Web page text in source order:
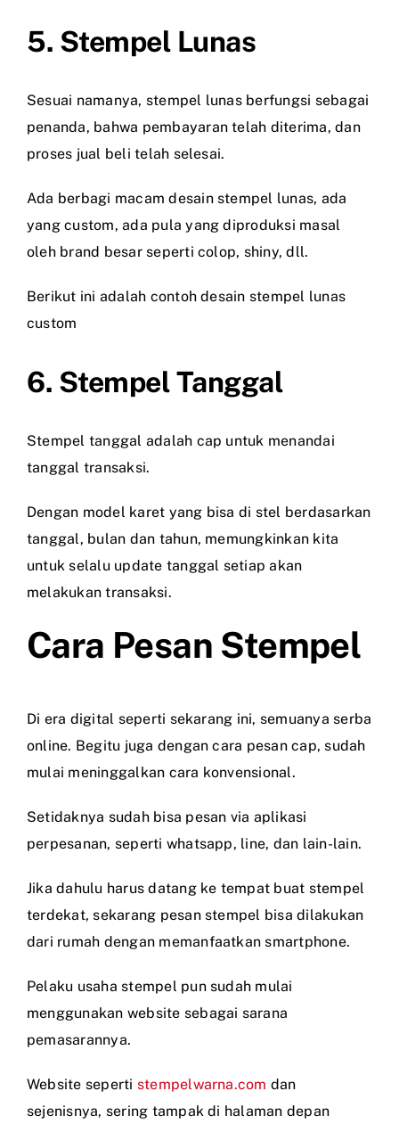
5. Stempel Lunas
Sesuai namanya, stempel lunas berfungsi sebagai
penanda, bahwa pembayaran telah diterima, dan
proses jual beli telah selesai.
Ada berbagi macam desain stempel lunas, ada
yang custom, ada pula yang diproduksi masal
oleh brand besar seperti colop, shiny, dll.
Berikut ini adalah contoh desain stempel lunas
custom
6. Stempel Tanggal
Stempel tanggal adalah cap untuk menandai
tanggal transaksi.
Dengan model karet yang bisa di stel berdasarkan
tanggal, bulan dan tahun, memungkinkan kita
untuk selalu update tanggal setiap akan
melakukan transaksi.
Cara Pesan Stempel
Di era digital seperti sekarang ini, semuanya serba
online. Begitu juga dengan cara pesan cap, sudah
mulai meninggalkan cara konvensional.
Setidaknya sudah bisa pesan via aplikasi
perpesanan, seperti whatsapp, line, dan lain-lain.
Jika dahulu harus datang ke tempat buat stempel
terdekat, sekarang pesan stempel bisa dilakukan
dari rumah dengan memanfaatkan smartphone.
Pelaku usaha stempel pun sudah mulai
menggunakan website sebagai sarana
pemasarannya.
Website seperti stempelwarna.com dan
sejenisnya, sering tampak di halaman depan